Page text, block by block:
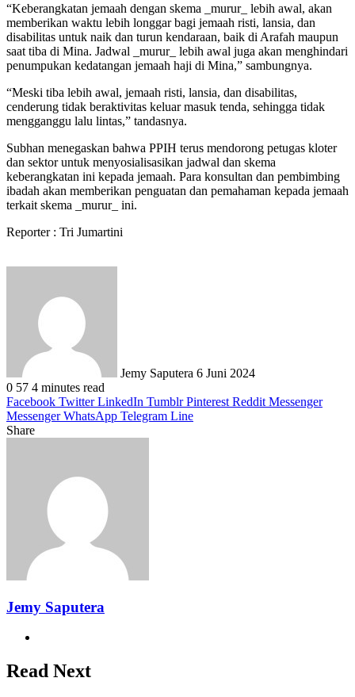
“Keberangkatan jemaah dengan skema _murur_ lebih awal, akan
memberikan waktu lebih longgar bagi jemaah risti, lansia, dan
disabilitas untuk naik dan turun kendaraan, baik di Arafah maupun
saat tiba di Mina. Jadwal _murur_ lebih awal juga akan menghindari
penumpukan kedatangan jemaah haji di Mina,” sambungnya.
“Meski tiba lebih awal, jemaah risti, lansia, dan disabilitas,
cenderung tidak beraktivitas keluar masuk tenda, sehingga tidak
mengganggu lalu lintas,” tandasnya.
Subhan menegaskan bahwa PPIH terus mendorong petugas kloter
dan sektor untuk menyosialisasikan jadwal dan skema
keberangkatan ini kepada jemaah. Para konsultan dan pembimbing
ibadah akan memberikan penguatan dan pemahaman kepada jemaah
terkait skema _murur_ ini.
Reporter : Tri Jumartini
Jemy Saputera 6 Juni 2024
0 57 4 minutes read
Facebook Twitter LinkedIn Tumblr Pinterest Reddit Messenger
Messenger WhatsApp Telegram Line
Share
Jemy Saputera
Read Next